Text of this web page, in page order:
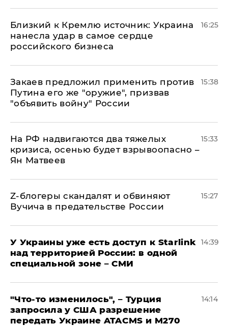
Близкий к Кремлю источник: Украина
нанесла удар в самое сердце
российского бизнеса
16:25
Закаев предложил применить против
Путина его же "оружие", призвав
"объявить войну" России
15:38
На РФ надвигаются два тяжелых
кризиса, осенью будет взрывоопасно –
Ян Матвеев
15:33
Z-блогеры скандалят и обвиняют
Вучича в предательстве России
15:27
У Украины уже есть доступ к Starlink
над территорией России: в одной
специальной зоне – СМИ
14:39
​"Что-то изменилось", – Турция
запросила у США разрешение
передать Украине ATACMS и M270
14:14